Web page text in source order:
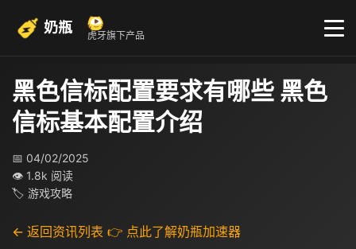
奶瓶 虎牙旗下产品
黑色信标配置要求有哪些 黑色
信标基本配置介绍
📅 04/02/2025
👁 1.8k 阅读
🏷 游戏攻略
← 返回资讯列表 👉 点此了解奶瓶加速器